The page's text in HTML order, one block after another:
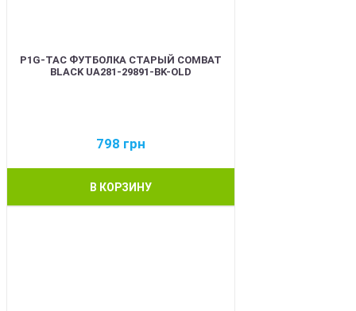
P1G-TAC ФУТБОЛКА СТАРЫЙ COMBAT
BLACK UA281-29891-BK-OLD
798 грн
В КОРЗИНУ